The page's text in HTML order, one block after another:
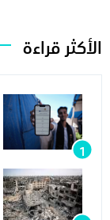
الأكثر قراءة